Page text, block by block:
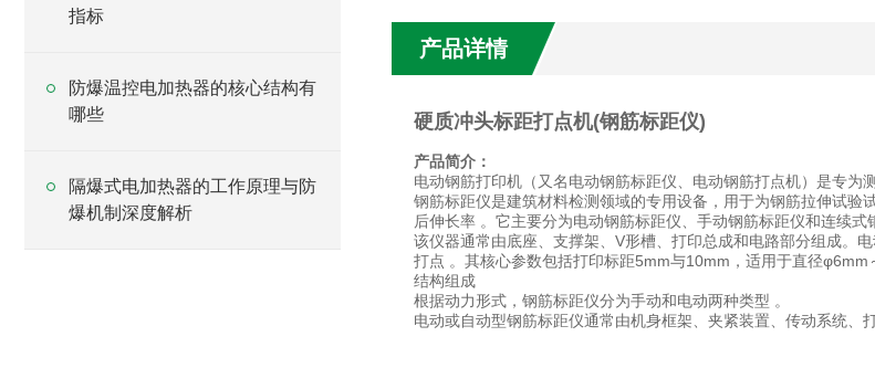
指标
防爆温控电加热器的核心结构有
哪些
隔爆式电加热器的工作原理与防
爆机制深度解析
产品详情
硬质冲头标距打点机(钢筋标距仪)
产品简介：
电动钢筋打印机（又名电动钢筋标距仪、电动钢筋打点机）是专为
钢筋标距仪是建筑材料检测领域的专用设备，用于为钢筋拉伸试
后伸长率 。它主要分为电动钢筋标距仪、手动钢筋标距仪和连续式
该仪器通常由底座、支撑架、V形槽、打印总成和电路部分组成。
打点 。其核心参数包括打印标距5mm与10mm，适用于直径φ6mm
结构组成
根据动力形式，钢筋标距仪分为手动和电动两种类型 。
电动或自动型钢筋标距仪通常由机身框架、夹紧装置、传动系统、